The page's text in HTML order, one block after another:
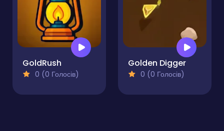
GoldRush
0 (0 Голосів)
Golden Digger
0 (0 Голосів)